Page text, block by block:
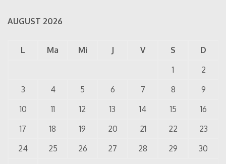
AUGUST 2026
L Ma Mi J V S
D
1
2
3
4 5 6 7 8
9
10
11 12 13 14 15
16
17
18 19 20 21 22
23
24
25 26 27 28 29
30